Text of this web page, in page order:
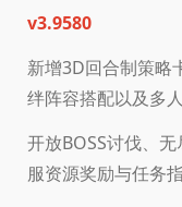
v3.9580
新增3D回合制策略
绊阵容搭配以及多
开放BOSS讨伐、
服资源奖励与任务